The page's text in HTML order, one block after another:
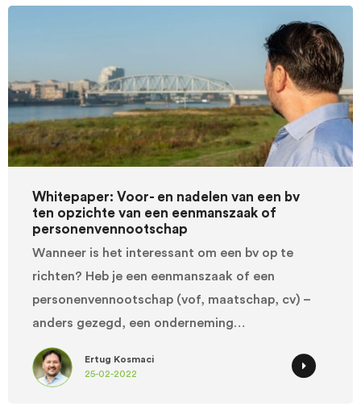
Whitepaper: Voor- en nadelen van een bv
ten opzichte van een eenmanszaak of
personenvennootschap
Wanneer is het interessant om een bv op te
richten? Heb je een eenmanszaak of een
personenvennootschap (vof, maatschap, cv) –
anders gezegd, een onderneming…
Ertug Kosmaci
25-02-2022